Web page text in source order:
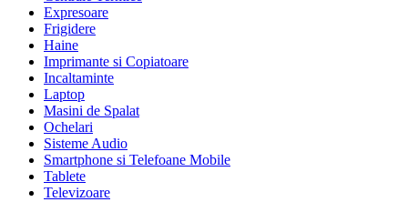
Expresoare
Frigidere
Haine
Imprimante si Copiatoare
Incaltaminte
Laptop
Masini de Spalat
Ochelari
Sisteme Audio
Smartphone si Telefoane Mobile
Tablete
Televizoare